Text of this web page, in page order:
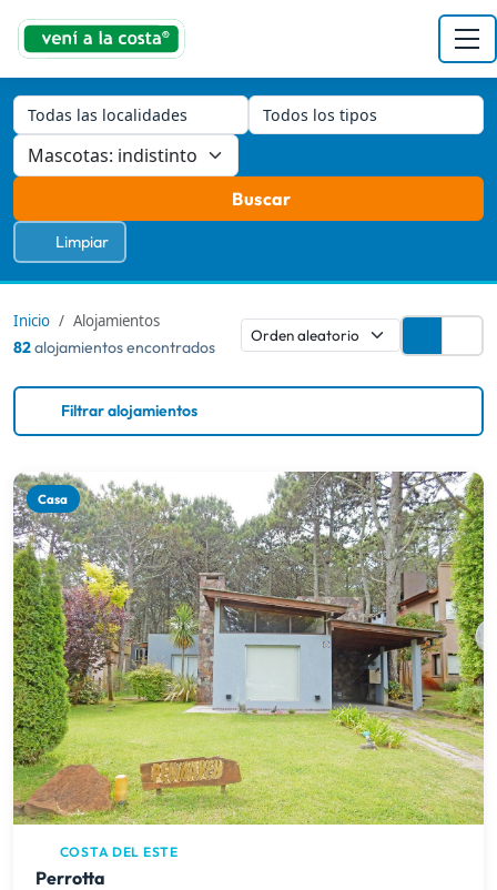
Todas las localidades Todos los tipos
Buscar
Limpiar
Inicio
Alojamientos
82alojamientos encontrados
Filtrar alojamientos
Casa
COSTA DEL ESTE
Perrotta